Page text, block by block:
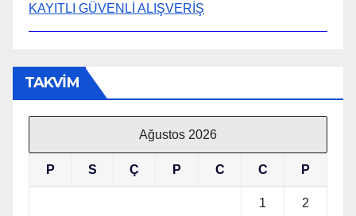
KAYITLI GÜVENLİ ALIŞVERİŞ
TAKVİM
Ağustos 2026
P S Ç P C C P
1 2